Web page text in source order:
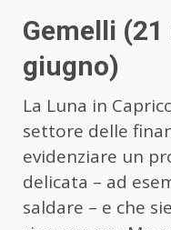
Gemelli
giugno)
La Luna in
settore delle
evidenziare un
delicata – ad
saldare – e che